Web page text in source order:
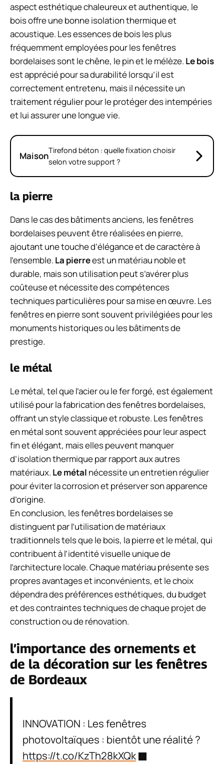
aspect esthétique chaleureux et authentique, le
bois offre une bonne isolation thermique et
acoustique. Les essences de bois les plus
fréquemment employées pour les fenêtres
bordelaises sont le chêne, le pin et le mélèze. Le bois
est apprécié pour sa durabilité lorsqu’il est
correctement entretenu, mais il nécessite un
traitement régulier pour le protéger des intempéries
et lui assurer une longue vie.
MaisonTirefond béton : quelle fixation choisir
selon votre support ?
la pierre
Dans le cas des bâtiments anciens, les fenêtres
bordelaises peuvent être réalisées en pierre,
ajoutant une touche d’élégance et de caractère à
l’ensemble. La pierreest un matériau noble et
durable, mais son utilisation peut s’avérer plus
coûteuse et nécessite des compétences
techniques particulières pour sa mise en œuvre. Les
fenêtres en pierre sont souvent privilégiées pour les
monuments historiques ou les bâtiments de
prestige.
le métal
Le métal, tel que l’acier ou le fer forgé, est également
utilisé pour la fabrication des fenêtres bordelaises,
offrant un style classique et robuste. Les fenêtres
en métal sont souvent appréciées pour leur aspect
fin et élégant, mais elles peuvent manquer
d’isolation thermique par rapport aux autres
matériaux. Le métal nécessite un entretien régulier
pour éviter la corrosion et préserver son apparence
d’origine.
En conclusion, les fenêtres bordelaises se
distinguent par l’utilisation de matériaux
traditionnels tels que le bois, la pierre et le métal, qui
contribuent à l’identité visuelle unique de
l’architecture locale. Chaque matériau présente ses
propres avantages et inconvénients, et le choix
dépendra des préférences esthétiques, du budget
et des contraintes techniques de chaque projet de
construction ou de rénovation.
l’importance des ornements et
de la décoration sur les fenêtres
de Bordeaux
INNOVATION : Les fenêtres
photovoltaïques : bientôt une réalité ?
https://t.co/KzTh28kXQk